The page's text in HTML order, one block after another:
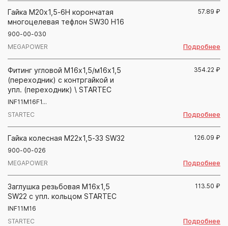
Гайка М20х1,5-6Н корончатая
многоцелевая тефлон SW30 H16
900-00-030
MEGAPOWER
57.89 ₽
Подробнее
Фитинг угловой М16х1,5/м16х1,5
(переходник) с контргайкой и
упл. (переходник) \ STARTEC
INF11M16F1...
STARTEC
354.22 ₽
Подробнее
Гайка колесная М22х1,5-33 SW32
900-00-026
MEGAPOWER
126.09 ₽
Подробнее
Заглушка резьбовая М16х1,5
SW22 с упл. кольцом STARTEC
INF11M16
STARTEC
113.50 ₽
Подробнее